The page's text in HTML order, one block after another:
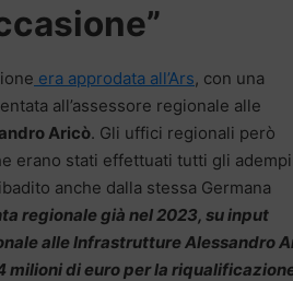
era approdata all’Ars, con una
all’assessore regionale alle
Aricò. Gli uffici regionali però
erano stati effettuati tutti gli
anche dalla stessa Germana
regionale già nel 2023, su input
alle Infrastrutture Alessandro
milioni di euro per la